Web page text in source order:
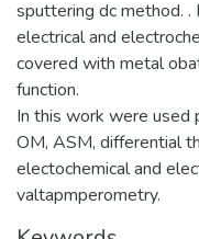
sputtering dc method.
electrical and
covered with metal
function.
In this work were used
OM, ASM, differential
electochemical and
valtapmperometry.